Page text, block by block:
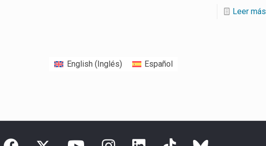
Leer más
English(Inglés) Español